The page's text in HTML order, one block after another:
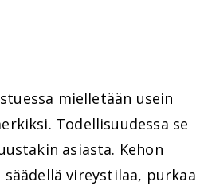
mielletään usein
Todellisuudessa se
asiasta. Kehon
vireystilaa, purkaa